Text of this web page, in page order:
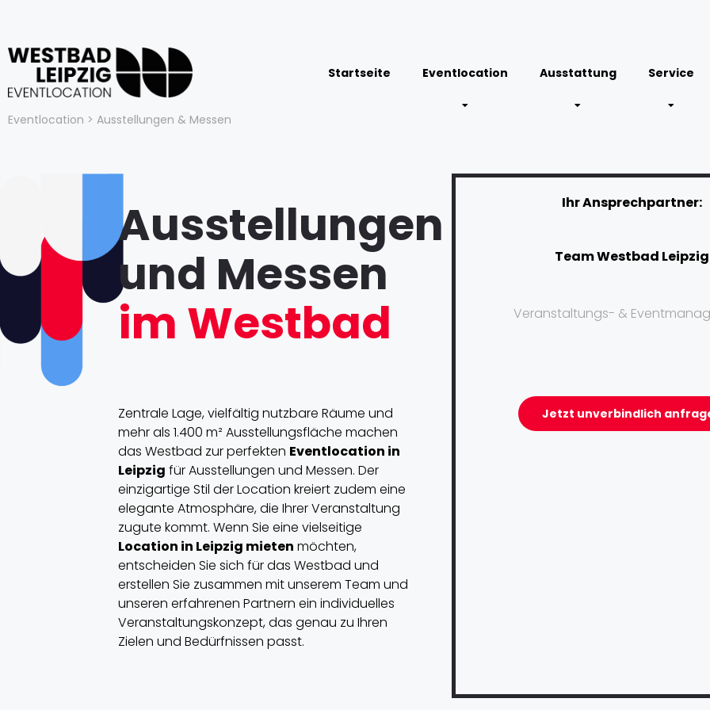
Startseite Eventlocation Ausstattung Service
Eventlocation > Ausstellungen & Messen
Ausstellungen
und Messen
im Westbad
Zentrale Lage, vielfältig nutzbare Räume und
mehr als 1.400 m² Ausstellungsfläche machen
das Westbad zur perfekten Eventlocation in
Leipzig für Ausstellungen und Messen. Der
einzigartige Stil der Location kreiert zudem eine
elegante Atmosphäre, die Ihrer Veranstaltung
zugute kommt. Wenn Sie eine vielseitige
Location in Leipzig mieten möchten,
entscheiden Sie sich für das Westbad und
erstellen Sie zusammen mit unserem Team und
unseren erfahrenen Partnern ein individuelles
Veranstaltungskonzept, das genau zu Ihren
Zielen und Bedürfnissen passt.
Ihr Ansprechpartner:
Team Westbad Leipzig
Veranstaltungs- &
Jetzt unverbindlich